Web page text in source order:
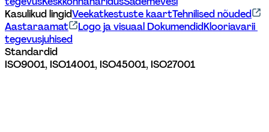
Kasulikud lingidVeekatkestuste kaartTehnilised nõuded
Aastaraamat
Logo ja visuaal DokumendidKlooriavarii
tegevusjuhised
Standardid
ISO9001, ISO14001, ISO45001, ISO27001